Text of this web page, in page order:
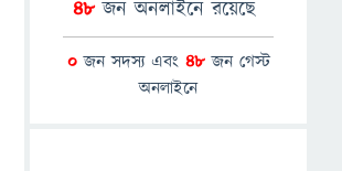
48জন অনলাইনে রয়েছে
0জন সদস্য এবং 48জন গেস্ট
অনলাইনে